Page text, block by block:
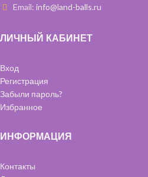
Email: info@land-balls.ru
ЛИЧНЫЙ КАБИНЕТ
Вход
Регистрация
Забыли пароль?
Избранное
ИНФОРМАЦИЯ
Контакты